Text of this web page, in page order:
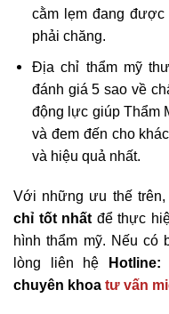
cằm lẹm đang
phải chăng.
Địa chỉ thẩm mỹ
đánh giá 5 sao về
động lực giúp Thẩm
và đem đến cho
và hiệu quả nhất.
Với những ưu thế trên,
chỉ tốt nhất để thực
hình thẩm mỹ. Nếu có
lòng liên hệ
Hotline:
chuyên khoa tư vấn